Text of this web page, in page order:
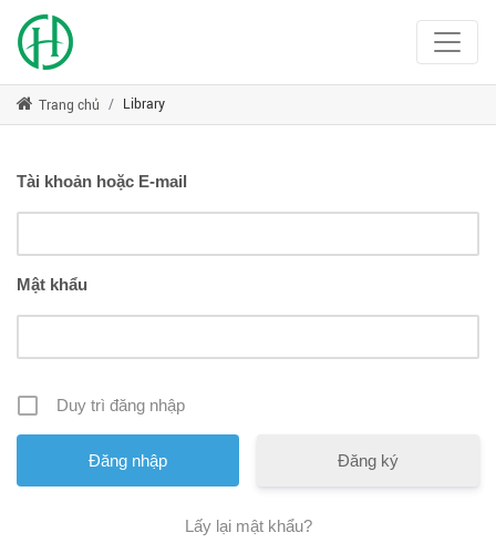
Trang chủ Library
Tài khoản hoặc E-mail
Mật khẩu
Duy trì đăng nhập
Đăng ký
Lấy lại mật khẩu?